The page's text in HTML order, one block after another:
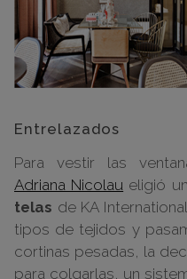
Entrelazados
Para vestir las
Adriana Nicolau eligió
telas de KA
tipos de tejidos y
cortinas pesadas, la
para colgarlas, un